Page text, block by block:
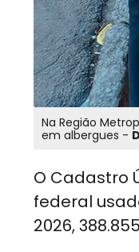
Na Região
em albergues -
O Cadastro
federal
2026,